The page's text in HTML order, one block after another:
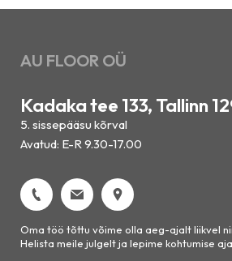
AU FLOOR OÜ
Kadaka tee 133, Tallinn
5. sissepääsu kõrval
Avatud: E-R 9.30-17.00
Oma töö tõttu võime olla aeg-ajalt liikvel
Helista meile julgelt ja lepime kohtumise